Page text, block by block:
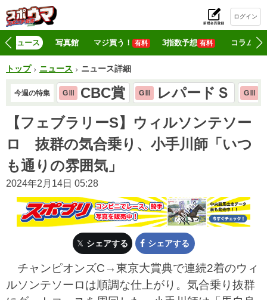
ログイン
ニュース 写真館 マジ買う！ 有料 3指数予想 有料 コラム
トップ ニュース ニュース詳細
今週の特集 GⅢ CBC賞 GⅢ レパードＳ GⅢ
【フェブラリーS】ウィルソンテソー
ロ 抜群の気合乗り、小手川師「いつ
も通りの雰囲気」
2024年2月14日 05:28
シェアする シェアする
チャンピオンズC→東京大賞典で連続2着のウィ
ルソンテソーロは順調な仕上がり。気合乗り抜群